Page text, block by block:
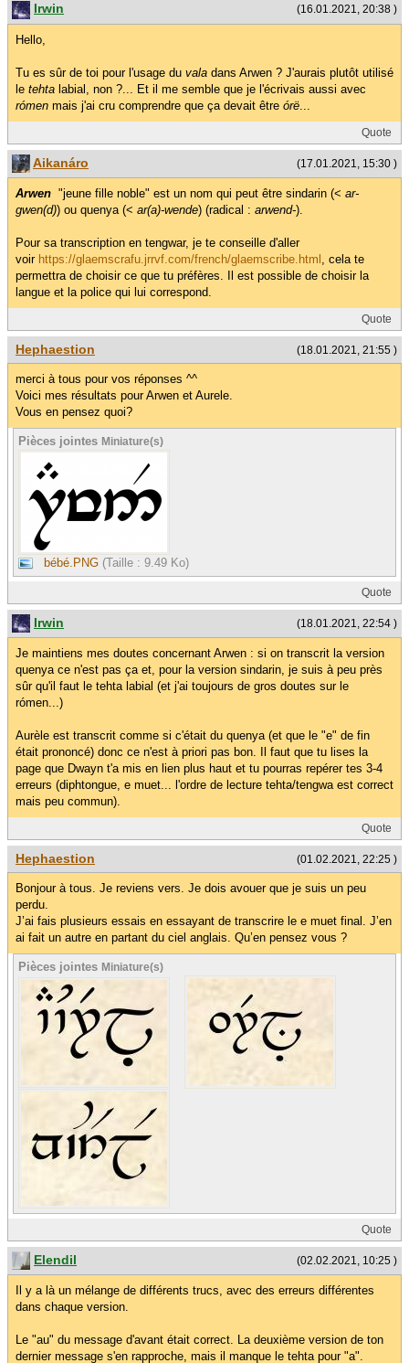
(16.01.2021, 20:38 )
Irwin
Hello,
Tu es sûr de toi pour l'usage du vala dans Arwen ? J'aurais plutôt utilisé
le tehta labial, non ?... Et il me semble que je l'écrivais aussi avec
rómen mais j'ai cru comprendre que ça devait être órë
Quote
(17.01.2021, 15:30 )
Aikanáro
Arwen "jeune fille noble" est un nom qui peut être sindarin (< ar-
gwen(d)) ou quenya (< ar(a)-wende) (radical : arwend-).
Pour sa transcription en tengwar, je te conseille d'aller
voir https://glaemscrafu.jrrvf.com/french/glaemscribe.html
, cela te
permettra de choisir ce que tu préfères. Il est possible de choisir la
langue et la police qui lui correspond.
Quote
(18.01.2021, 21:55 )
Hephaestion
merci à tous pour vos réponses ^^
Voici mes résultats pour Arwen et Aurele.
Vous en pensez quoi?
Pièces jointes Miniature(s)
bébé.PNG (Taille : 9.49 Ko)
Quote
(18.01.2021, 22:54 )
Irwin
Je maintiens mes doutes concernant Arwen : si on transcrit la version
quenya ce n'est pas ça et, pour la version sindarin, je suis à peu près
sûr qu'il faut le tehta labial (et j'ai toujours de gros doutes sur le
rómen...)
Aurèle est transcrit comme si c'était du quenya (et que le "e" de fin
était prononcé) donc ce n'est à priori pas bon. Il faut que tu lises la
page que Dwayn t'a mis en lien plus haut et tu pourras repérer tes 3-4
erreurs (diphtongue, e muet... l'ordre de lecture tehta/tengwa est correct
mais peu commun).
Quote
(01.02.2021, 22:25 )
Hephaestion
Bonjour à tous. Je reviens vers. Je dois avouer que je suis un peu
perdu.
J’ai fais plusieurs essais en essayant de transcrire le e muet final. J’en
ai fait un autre en partant du ciel anglais. Qu’en pensez vous ?
Pièces jointes Miniature(s)
Quote
(02.02.2021, 10:25 )
Elendil
Il y a là un mélange de différents trucs, avec des erreurs différentes
dans chaque version.
Le "au" du message d'avant était correct. La deuxième version de ton
dernier message s'en rapproche, mais il manque le tehta pour "a".